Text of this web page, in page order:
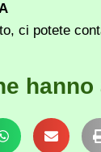
ci potete
hanno